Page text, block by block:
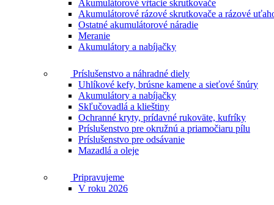
Akumulátorové vŕtacie skrutkovače
Akumulátorové rázové skrutkovače a rázové
Ostatné akumulátorové náradie
Meranie
Akumulátory a nabíjačky
Príslušenstvo a náhradné diely
Uhlíkové kefy, brúsne kamene a sieťové šnúry
Akumulátory a nabíjačky
Skľučovadlá a klieštiny
Ochranné kryty, prídavné rukoväte, kufríky
Príslušenstvo pre okružnú a priamočiaru pílu
Príslušenstvo pre odsávanie
Mazadlá a oleje
Pripravujeme
V roku 2026